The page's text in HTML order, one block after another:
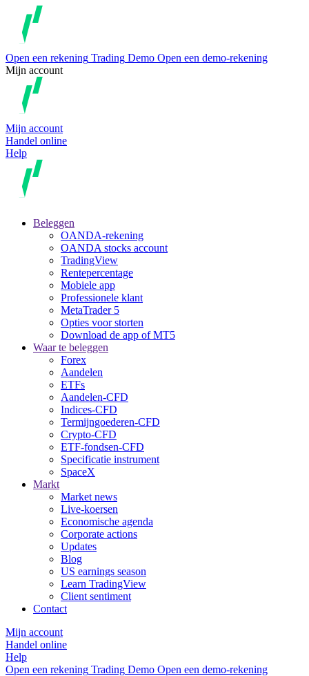
Open een rekening Trading Demo Open een demo-rekening
Mijn account
Mijn account
Handel online
Help
Beleggen
OANDA-rekening
OANDA stocks account
TradingView
Rentepercentage
Mobiele app
Professionele klant
MetaTrader 5
Opties voor storten
Download de app of MT5
Waar te beleggen
Forex
Aandelen
ETFs
Aandelen-CFD
Indices-CFD
Termijngoederen-CFD
Crypto-CFD
ETF-fondsen-CFD
Specificatie instrument
SpaceX
Markt
Market news
Live-koersen
Economische agenda
Corporate actions
Updates
Blog
US earnings season
Learn TradingView
Client sentiment
Contact
Mijn account
Handel online
Help
Open een rekening Trading Demo Open een demo-rekening